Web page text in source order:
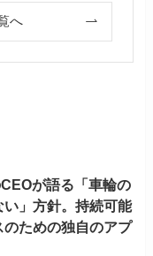
へ
が語る「車輪の
」方針。持続可能
ための独自のアプ